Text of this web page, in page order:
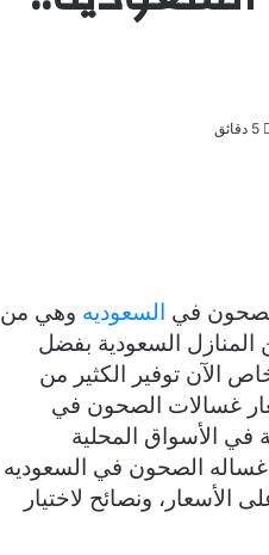
في السعوديه وهي من
المنازل السعودية بفضل
الآن توفير الكثير من
غسالات الصحون في
في الأسواق المحلية
الصحون في السعوديه
الأسعار، ونصائح لاختيار